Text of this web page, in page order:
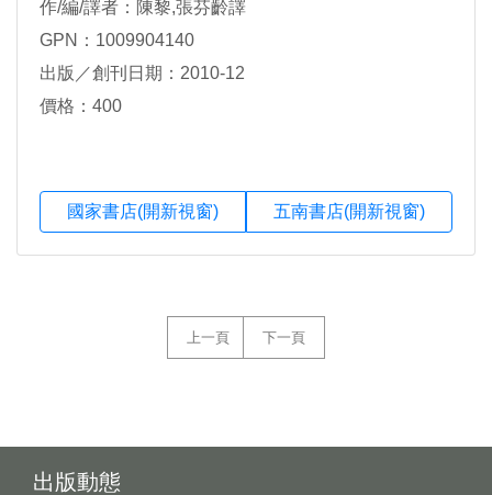
作/編/譯者：陳黎,張芬齡譯
GPN：1009904140
出版／創刊日期：2010-12
價格：400
國家書店(開新視窗) 五南書店(開新視窗)
上一頁 下一頁
出版動態